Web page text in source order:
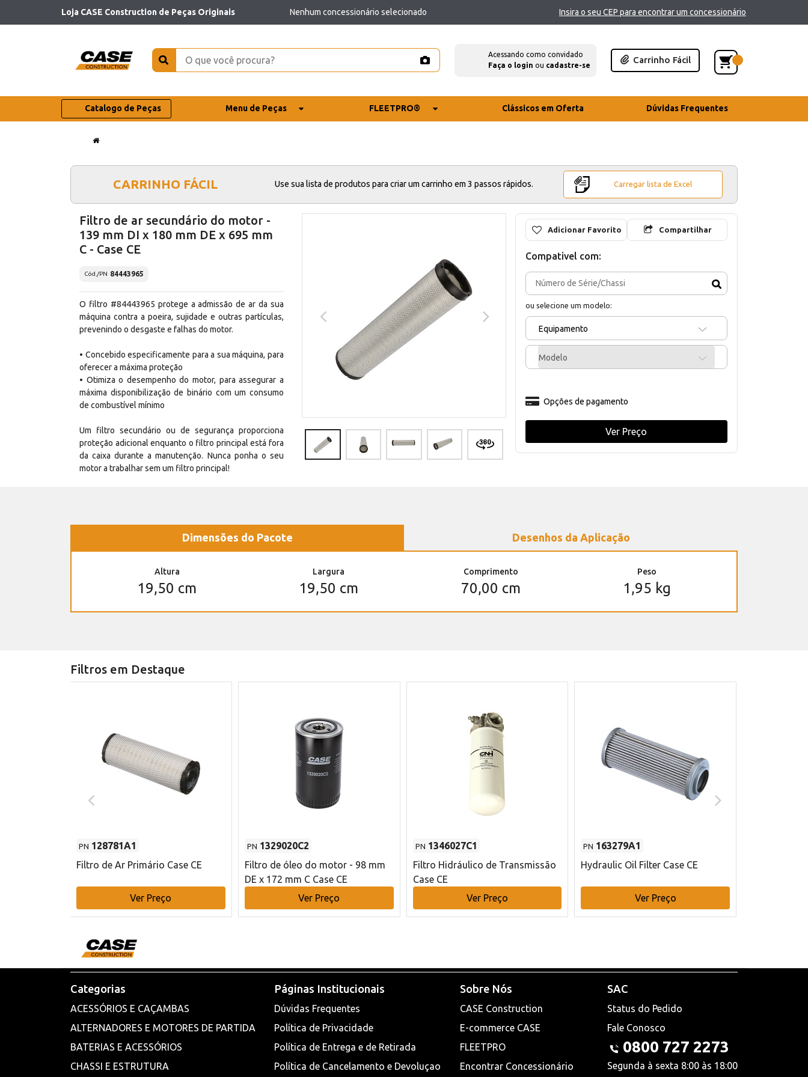
Loja CASE Construction de Peças Originais Nenhum concessionário selecionado Insira o seu CEP para encontrar um concessionário
Acessando como convidado
Faça o login ou cadastre-se
Carrinho Fácil
Catalogo de Peças Menu de Peças FLEETPRO® Clássicos em Oferta Dúvidas Frequentes
CARRINHO FÁCIL Use sua lista de produtos para criar um carrinho em 3 passos rápidos. Carregar lista de Excel
Filtro de ar secundário do motor -
139 mm DI x 180 mm DE x 695 mm
C - Case CE
Cód./PN 84443965
O filtro #84443965 protege a admissão de ar da sua
máquina contra a poeira, sujidade e outras partículas,
prevenindo o desgaste e falhas do motor.
• Concebido especificamente para a sua máquina, para
oferecer a máxima proteção
• Otimiza o desempenho do motor, para assegurar a
máxima disponibilização de binário com um consumo
de combustível mínimo
Um filtro secundário ou de segurança proporciona
proteção adicional enquanto o filtro principal está fora
da caixa durante a manutenção. Nunca ponha o seu
motor a trabalhar sem um filtro principal!
Adicionar Favorito Compartilhar
Compativel com:
ou selecione um modelo:
Equipamento
Modelo
Opções de pagamento
Ver Preço
Dimensões do Pacote Desenhos da Aplicação
Altura
19,50 cm
Largura
19,50 cm
Comprimento
70,00 cm
Peso
1,95 kg
Filtros em Destaque
PN 128781A1
Filtro de Ar Primário Case CE
Ver Preço
PN 1329020C2
Filtro de óleo do motor - 98 mm
DE x 172 mm C Case CE
Ver Preço
PN 1346027C1
Filtro Hidráulico de Transmissão
Case CE
Ver Preço
PN 163279A1
Hydraulic Oil Filter Case CE
Ver Preço
Categorias
ACESSÓRIOS E CAÇAMBAS
ALTERNADORES E MOTORES DE PARTIDA
BATERIAS E ACESSÓRIOS
CHASSI E ESTRUTURA
Páginas Institucionais
Dúvidas Frequentes
Política de Privacidade
Política de Entrega e de Retirada
Política de Cancelamento e Devoluçao
Sobre Nós
CASE Construction
E-commerce CASE
FLEETPRO
Encontrar Concessionário
SAC
Status do Pedido
Fale Conosco
0800 727 2273
Segunda à sexta 8:00 às 18:00